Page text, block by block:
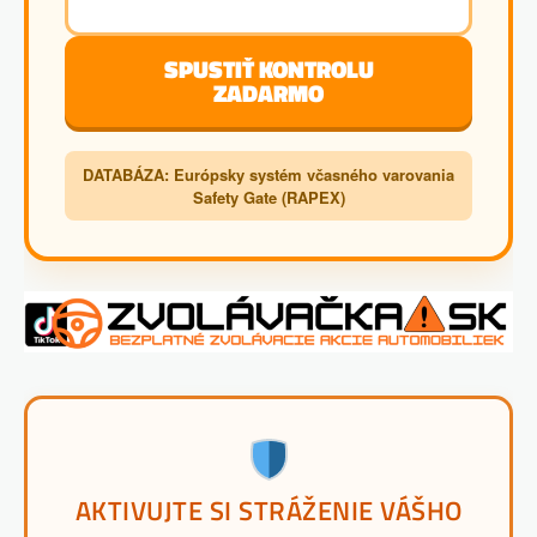
SPUSTIŤ KONTROLU
ZADARMO
DATABÁZA: Európsky systém včasného varovania
Safety Gate (RAPEX)
AKTIVUJTE SI STRÁŽENIE VÁŠHO